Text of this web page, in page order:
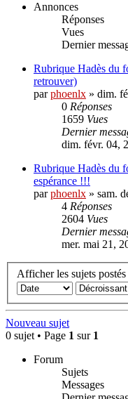
Annonces
Réponses
Vues
Dernier
Rubrique Hadès du
retrouver)
parphoenlx » dim.
0 Réponses
1659 Vues
Dernier
dim. févr. 04,
Rubrique Hadès du
espérance !!!
parphoenlx » sam.
4 Réponses
2604 Vues
Dernier
mer. mai 21,
Afficher les sujets postés
Nouveau sujet
0 sujet • Page 1 sur 1
Forum
Sujets
Messages